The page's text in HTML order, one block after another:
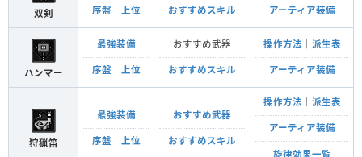
双剣 序盤 上位 おすすめスキル アーティア装備
ハンマー
最強装備
序盤 上位
おすすめ武器
おすすめスキル
操作方法 派生表
アーティア装備
狩猟笛
最強装備
序盤 上位
おすすめ武器
おすすめスキル
操作方法 派生表
アーティア装備
旋律効果一覧